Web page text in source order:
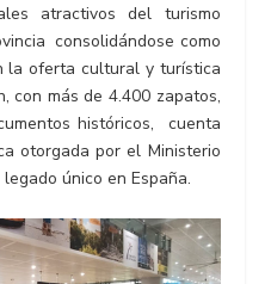
atractivos del turismo
consolidándose como
la oferta cultural y turística
con más de 4.400 zapatos,
históricos, cuenta
otorgada por el Ministerio
único en España.